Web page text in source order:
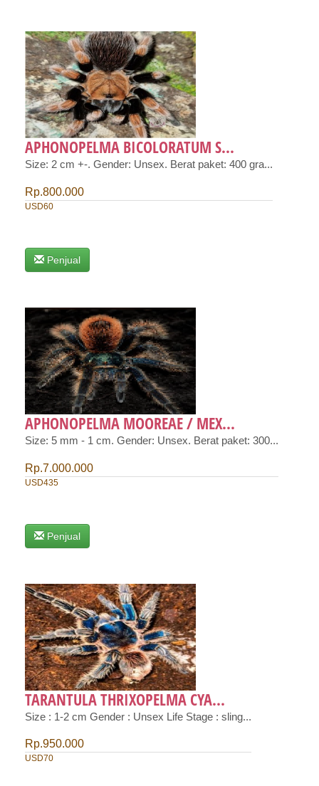
APHONOPELMA BICOLORATUM S...
Size: 2 cm +-. Gender: Unsex. Berat paket: 400 gra...
Rp.800.000
USD60
Penjual
APHONOPELMA MOOREAE / MEX...
Size: 5 mm - 1 cm. Gender: Unsex. Berat paket: 300...
Rp.7.000.000
USD435
Penjual
TARANTULA THRIXOPELMA CYA...
Size : 1-2 cm Gender : Unsex Life Stage : sling...
Rp.950.000
USD70